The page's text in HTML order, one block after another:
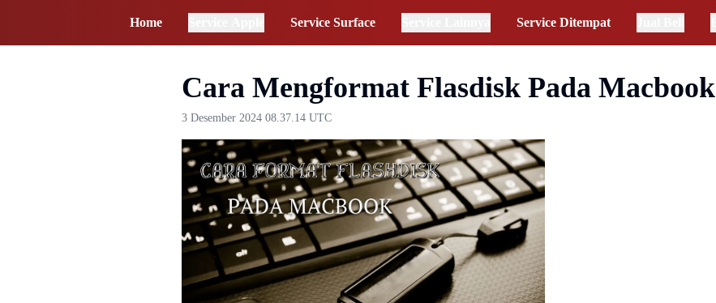
Home Service Surface Service Ditempat
Cara Mengformat Flasdisk Pada Macbook
3 Desember 2024 08.37.14 UTC